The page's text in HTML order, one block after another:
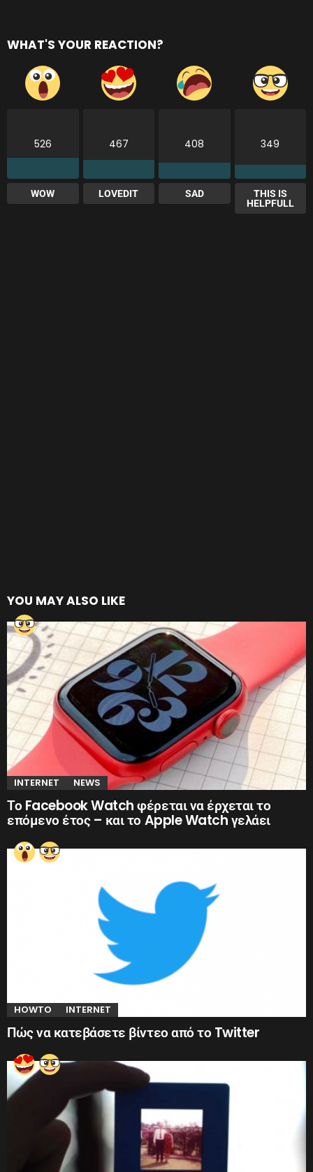
WHAT'S YOUR REACTION?
526
WOW
467
LOVEDIT
408
SAD
349
THIS IS
HELPFULL
YOU MAY ALSO LIKE
INTERNET NEWS
Το Facebook Watch φέρεται να έρχεται το
επόμενο έτος – και το Apple Watch γελάει
HOWTO INTERNET
Πώς να κατεβάσετε βίντεο από το Twitter